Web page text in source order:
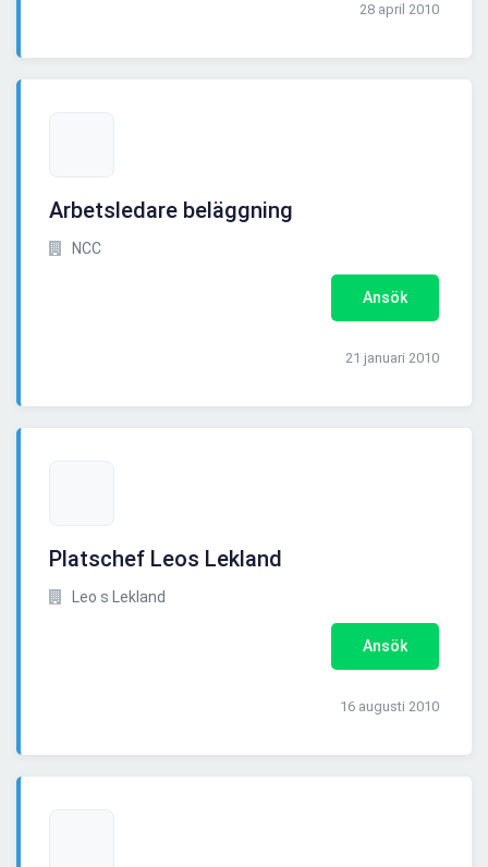
28 april 2010
Arbetsledare beläggning
NCC
Ansök
21 januari 2010
Platschef Leos Lekland
Leo s Lekland
Ansök
16 augusti 2010